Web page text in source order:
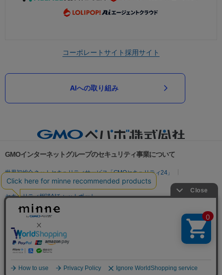
コーポレートサイト採用サイト
AIへの取り組み
GMOインターネットグループのセキュリティ事業について
世界初総合ネットセキュリティサービス「GMOセキュリティ24」
パスワード漏洩診断
Webサイトリスク診断
セキュリティ相談AIチャットボット
実在証明・盗聴対策
サイバー攻撃対策（GMO Flatt Security）
セキュリティ事業の軌跡